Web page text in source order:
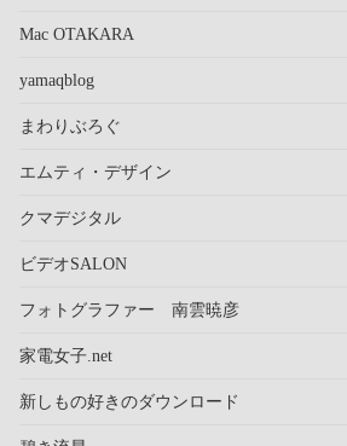
Mac OTAKARA
yamaqblog
まわりぶろぐ
エムティ・デザイン
クマデジタル
ビデオSALON
フォトグラファー 南雲暁彦
家電女子.net
新しもの好きのダウンロード